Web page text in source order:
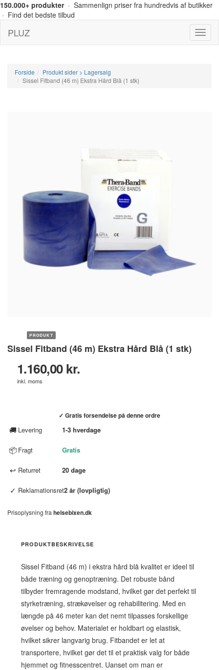
150.000+ produkter· Sammenlign priser fra hundredvis af butikker
· Find det bedste tilbud
Menu
PLUZ
Forside
Produkt sider > Lagersalg
Sissel Fitband (46 m) Ekstra Hård Blå (1 stk)
PRODUKT
Sissel Fitband (46 m) Ekstra Hård Blå (1 stk)
1.160,00 kr.
inkl. moms
✓ Gratis forsendelse på denne ordre
🚚 Levering 1-3 hverdage
📦 Fragt Gratis
↩ Returret 20 dage
✓ Reklamationsret2 år (lovpligtig)
Prisoplysning fra helsebixen.dk
PRODUKTBESKRIVELSE
Sissel Fitband (46 m) i ekstra hård blå kvalitet er ideel til
både træning og genoptræning. Det robuste bånd
tilbyder fremragende modstand, hvilket gør det perfekt til
styrketræning, strækøvelser og rehabilitering. Med en
længde på 46 meter kan det nemt tilpasses forskellige
øvelser og behov. Materialet er holdbart og elastisk,
hvilket sikrer langvarig brug. Fitbandet er let at
transportere, hvilket gør det til et praktisk valg for både
hjemmet og fitnesscentret. Uanset om man er